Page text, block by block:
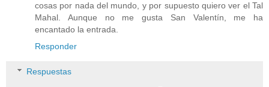
cosas por nada del mundo, y por supuesto quiero ver el Tal
Mahal. Aunque no me gusta San Valentín, me ha
encantado la entrada.
Responder
Respuestas